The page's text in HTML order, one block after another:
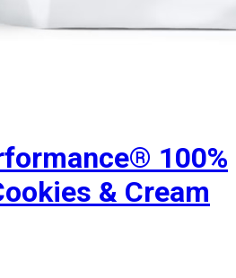
100%
& Cream